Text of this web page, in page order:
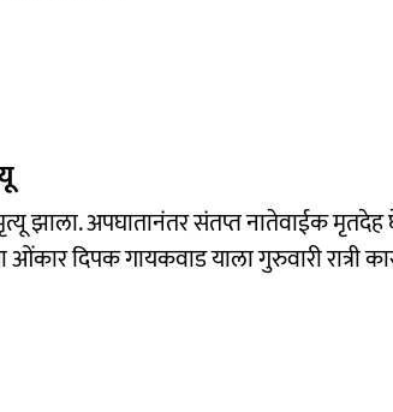
झाला. अपघातानंतर संतप्त नातेवाईक
दिपक गायकवाड याला गुरुवारी रात्री